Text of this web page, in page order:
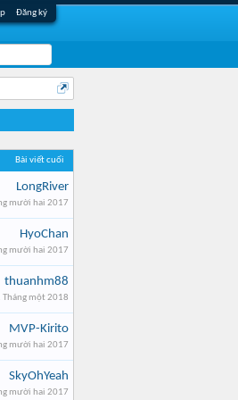
Đăng ký
Bài viết cuối
LongRiver
mười hai 2017
HyoChan
mười hai 2017
thuanhm88
Tháng một 2018
MVP-Kirito
mười hai 2017
SkyOhYeah
mười hai 2017